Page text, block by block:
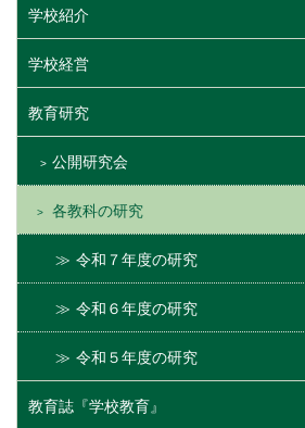
学校紹介
学校経営
教育研究
公開研究会
各教科の研究
令和７年度の研究
令和６年度の研究
令和５年度の研究
教育誌『学校教育』